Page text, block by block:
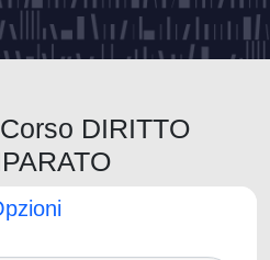
DIRITTO